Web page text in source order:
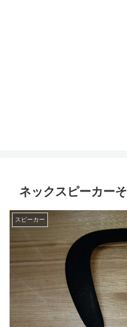
ネックスピーカー
スピーカー